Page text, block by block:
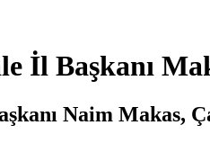
İl Başkanı
Naim Makas,